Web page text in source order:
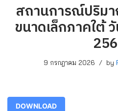
สถานการณ์ปริม
ขนาดเล็กภาคใต้
9 กรกฎาคม 2026 by
DOWNLOAD